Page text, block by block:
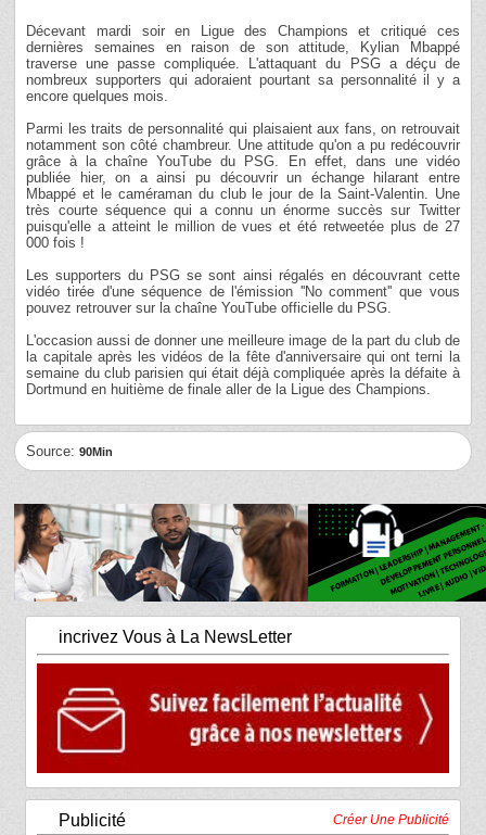
​Décevant mardi soir en Ligue des Champions et critiqué ces
dernières semaines en raison de son attitude, Kylian Mbappé
traverse une passe compliquée. L'attaquant du PSG a déçu de
nombreux supporters qui adoraient pourtant sa personnalité il y a
encore quelques mois.
Parmi les traits de personnalité qui plaisaient aux fans, on retrouvait
notamment son côté chambreur. Une attitude qu'on a pu redécouvrir
grâce à la chaîne YouTube du PSG. En effet, dans une vidéo
publiée hier, on a ainsi pu découvrir un échange hilarant entre
Mbappé et le caméraman du club le jour de la Saint-Valentin. Une
très courte séquence qui a connu un énorme succès sur Twitter
puisqu'elle a atteint le million de vues et été retweetée plus de 27
000 fois !
Les supporters du PSG se sont ainsi régalés en découvrant cette
vidéo tirée d'une séquence de l'émission ''No comment'' que vous
pouvez retrouver sur la chaîne YouTube officielle du PSG.
L'occasion aussi de donner une meilleure image de la part du club de
la capitale après les vidéos de la fête d'anniversaire qui ont terni la
semaine du club parisien qui était déjà compliquée après la défaite à
Dortmund en huitième de finale aller de la Ligue des Champions.
Source:90Min
incrivez Vous à La NewsLetter
Publicité Créer Une Publicité